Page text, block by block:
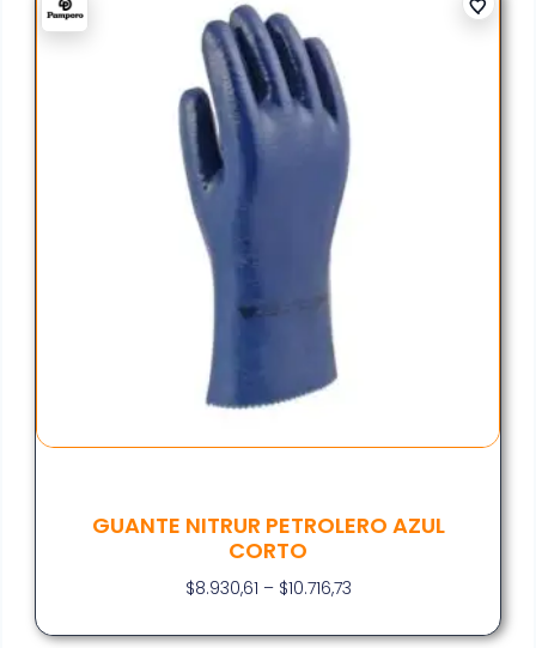
GUANTE NITRUR PETROLERO AZUL
CORTO
$8.930,61 – $10.716,73